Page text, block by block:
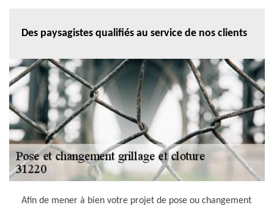
Des paysagistes qualifiés au service de nos clients
Afin de mener à bien votre projet de pose ou changement